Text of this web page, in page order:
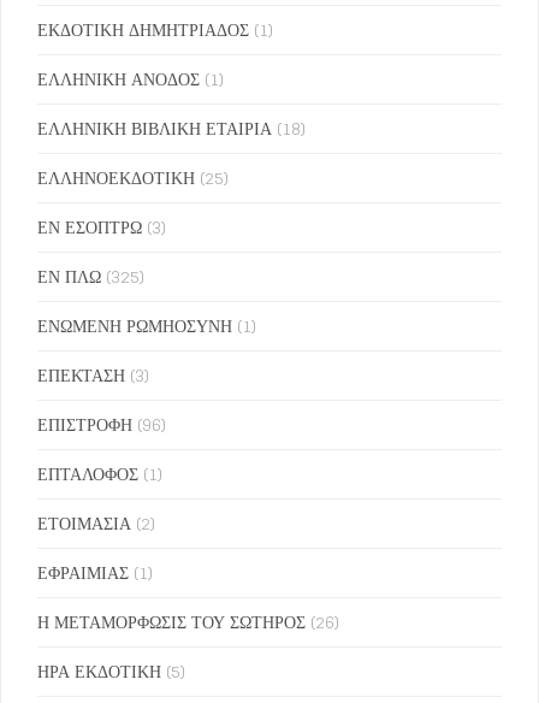
ΕΚΔΟΤΙΚΗ ΔΗΜΗΤΡΙΑΔΟΣ (1)
ΕΛΛΗΝΙΚΗ ΑΝΟΔΟΣ (1)
ΕΛΛΗΝΙΚΗ ΒΙΒΛΙΚΗ ΕΤΑΙΡΙΑ (18)
ΕΛΛΗΝΟΕΚΔΟΤΙΚΗ (25)
ΕΝ ΕΣΟΠΤΡΩ (3)
ΕΝ ΠΛΩ (325)
ΕΝΩΜΕΝΗ ΡΩΜΗΟΣΥΝΗ (1)
ΕΠΕΚΤΑΣΗ (3)
ΕΠΙΣΤΡΟΦΗ (96)
ΕΠΤΑΛΟΦΟΣ (1)
ΕΤΟΙΜΑΣΙΑ (2)
ΕΦΡΑΙΜΙΑΣ (1)
Η ΜΕΤΑΜΟΡΦΩΣΙΣ ΤΟΥ ΣΩΤΗΡΟΣ (26)
ΗΡΑ ΕΚΔΟΤΙΚΗ (5)